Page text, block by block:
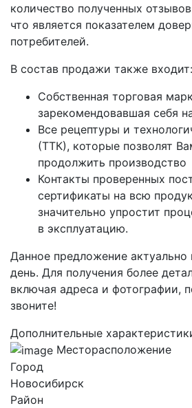
количество полученных
что является показателем
потребителей.
В состав продажи также входит:
Собственная торговая
зарекомендовавшая себя
Все рецептуры и
(ТТК), которые позволят
продолжить производство
Контакты проверенных
сертификаты на всю
значительно упростит
в эксплуатацию.
Данное предложение актуально
день. Для получения более
включая адреса и фотографии,
звоните!
Дополнительные
Месторасположение
Город
Новосибирск
Район